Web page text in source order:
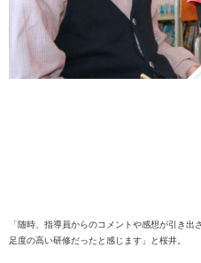
「随時、指導員からのコメントや感想が引き
足度の高い研修だったと感じます」と桜井。